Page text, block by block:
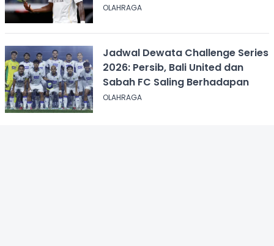
OLAHRAGA
Jadwal Dewata Challenge Series
2026: Persib, Bali United dan
Sabah FC Saling Berhadapan
OLAHRAGA